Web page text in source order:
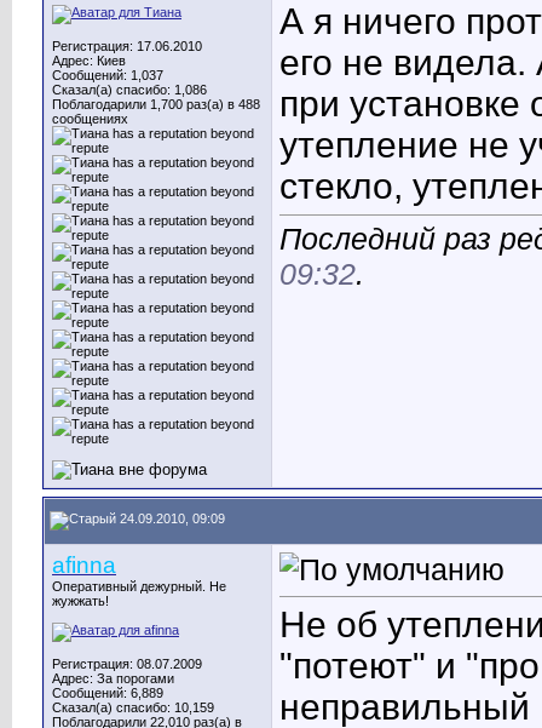
Регистрация: 17.06.2010
Адрес: Киев
Сообщений: 1,037
Сказал(а) спасибо: 1,086
Поблагодарили 1,700 раз(а) в 488
сообщениях
А я ничего
его не
при
утепление не
стекло,
Последний раз
09:32.
24.09.2010, 09:09
afinna
Оперативный дежурный. Не
жужжать!
Регистрация: 08.07.2009
Адрес: За порогами
Сообщений: 6,889
Сказал(а) спасибо: 10,159
Поблагодарили 22,010 раз(а) в
Не об
"потеют" и
неправильный